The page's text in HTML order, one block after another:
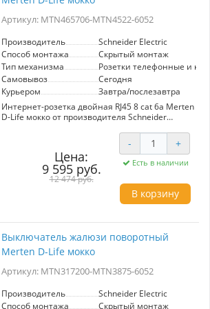
привлекательным элементом вашего
эксплуатации и современный дизайн. Выбор
Merten D-Life – это вклад в улучшение вашего
дома или офиса.
Артикул: MTN465706-MTN4522-6052
Производитель
Schneider Electric
Способ монтажа
Скрытый монтаж
Тип механизма
Розетки телефонные и
Самовывоз
Сегодня
Курьером
Завтра/послезавтра
Интернет-розетка двойная RJ45 8 cat 6a Merten
D-Life мокко от производителя Schneider
современных офисов и домашних сетей.
Артикул MTN465706-MTN4522-6052
обозначает высокое качество и надежность
данного устройства. Выполненная в оттенке
мокко, розетка гармонично впишется в любой
интерьер, добавляя ему стиль и элегантность.
компьютерные розетки, что делает устройство
универсальным. Поддержка категории 6a
обеспечивает высокую скорость передачи
данных и стабильность соединения, позволяя
требовательных приложениях. Установка не
процесс подключения. Модель отлично
подходит как для частного использования, так
Цена:
9 595 руб.
12 474 руб.
- +
Есть в наличии
В корзину
Выключатель жалюзи поворотный
Merten D-Life мокко
Артикул: MTN317200-MTN3875-6052
Производитель
Schneider Electric
Способ монтажа
Скрытый монтаж